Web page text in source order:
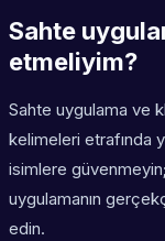
Sahte
etmeliyim?
Sahte uygulama ve
kelimeleri etrafında
isimlere
uygulamanın
edin.